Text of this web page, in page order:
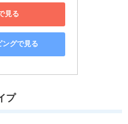
見る
グで見る
プ